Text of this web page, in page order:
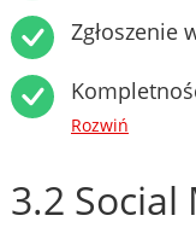
Zgłoszenie
Rozwiń
3.2 Social